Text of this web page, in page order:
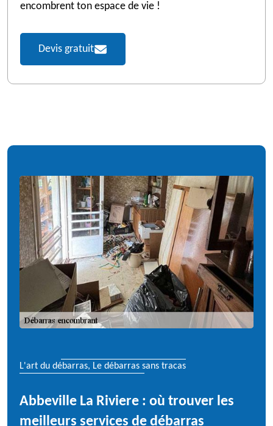
encombrent ton espace de vie !
Devis gratuit
L'art du débarras, Le débarras sans tracas
Abbeville La Riviere : où trouver les
meilleurs services de débarras